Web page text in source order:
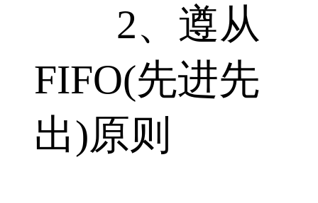
2、遵从
FIFO(先进先
出)原则